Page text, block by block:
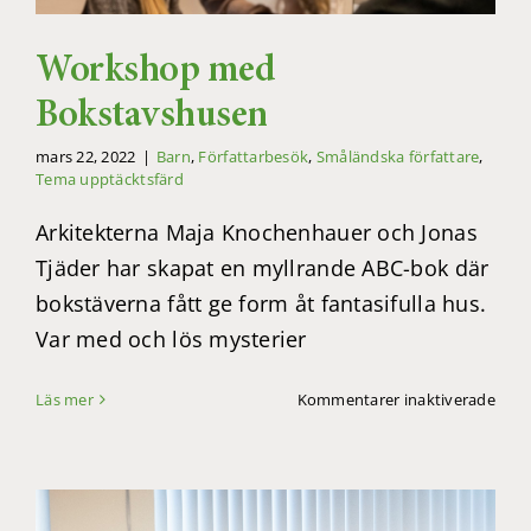
Workshop med
Bokstavshusen
mars 22, 2022 | Barn, Författarbesök, Småländska författare,
Tema upptäcktsfärd
Arkitekterna Maja Knochenhauer och Jonas
Tjäder har skapat en myllrande ABC-bok där
bokstäverna fått ge form åt fantasifulla hus.
Var med och lös mysterier
Läs mer Kommentarer inaktiveradeför